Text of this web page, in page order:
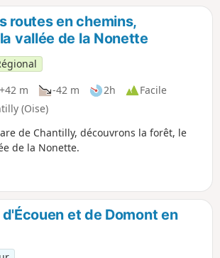
routes en chemins,
vallée de la Nonette
+42 m -42 m 2h
Facile
(Oise)
de Chantilly, découvrons la forêt, le
de la Nonette.
et de Domont en